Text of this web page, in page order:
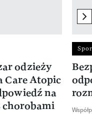
odzieży
Care Atopic
na
chorobami